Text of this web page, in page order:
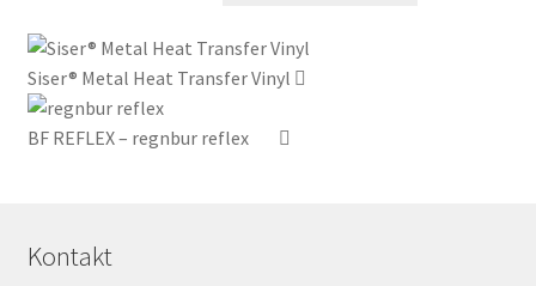
Siser® Metal Heat Transfer Vinyl
BF REFLEX – regnbur reflex
Kontakt